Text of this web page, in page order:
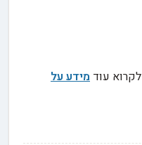
עוד מידע על